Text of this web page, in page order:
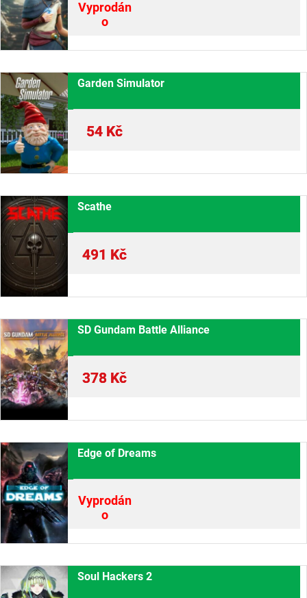
Vyprodán
o
Garden Simulator
54 Kč
Scathe
491 Kč
SD Gundam Battle Alliance
378 Kč
Edge of Dreams
Vyprodán
o
Soul Hackers 2